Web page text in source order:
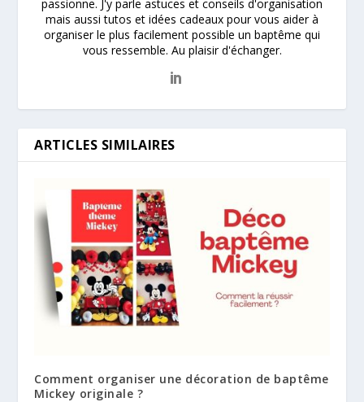
passionne. J'y parle astuces et conseils d'organisation
mais aussi tutos et idées cadeaux pour vous aider à
organiser le plus facilement possible un baptême qui
vous ressemble. Au plaisir d'échanger.
ARTICLES SIMILAIRES
Comment organiser une décoration de baptême
Mickey originale ?